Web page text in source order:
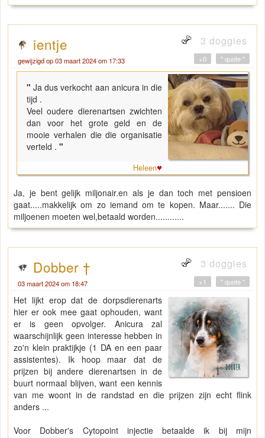
ientje 3 doggies
gewijzigd op 03 maart 2024 om 17:33 " quote "
+0
"Ja dus verkocht aan anicura in die
tijd .
Veel oudere dierenartsen zwichten
dan voor het grote geld en de
mooie verhalen die die organisatie
verteld . "
Heleen
Ja, je bent gelijk miljonair.en als je dan toch met pensioen
gaat.....makkelijk om zo iemand om te kopen. Maar....... Die
miljoenen moeten wel,betaald worden............
Dobber † 3 doggies
03 maart 2024 om 18:47 " quote "
+1
Het lijkt erop dat de dorpsdierenarts
hier er ook mee gaat ophouden, want
er is geen opvolger. Anicura zal
waarschijnlijk geen interesse hebben in
zo'n klein praktijkje (1 DA en een paar
assistentes). Ik hoop maar dat de
prijzen bij andere dierenartsen in de
buurt normaal blijven, want een kennis
van me woont in de randstad en die prijzen zijn echt flink
anders ...
Voor Dobber's Cytopoint injectie betaalde ik bij mijn